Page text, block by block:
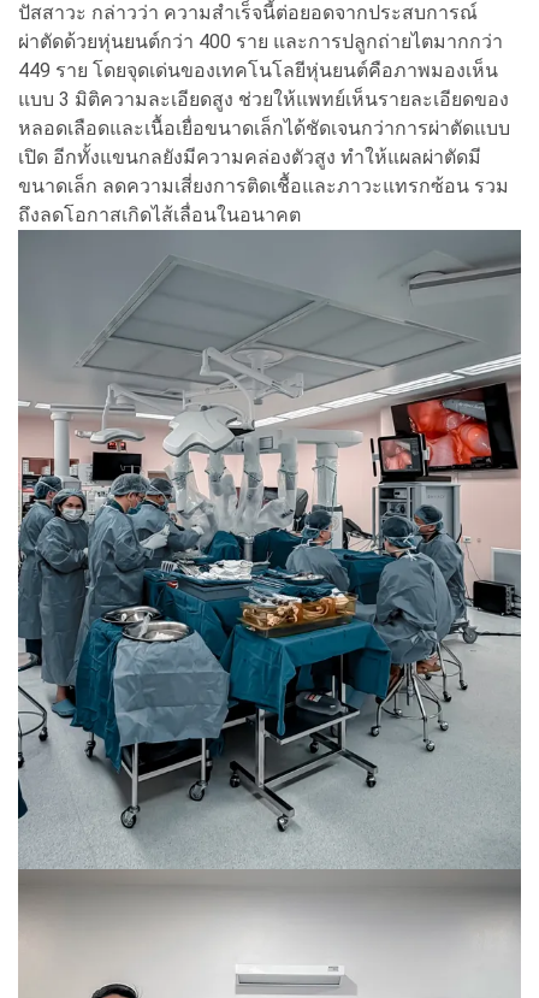
ปัสสาวะ กล่าวว่า ความสำเร็จนี้ต่อยอดจากประสบการณ์
ผ่าตัดด้วยหุ่นยนต์กว่า 400 ราย และการปลูกถ่ายไตมากกว่า
449 ราย โดยจุดเด่นของเทคโนโลยีหุ่นยนต์คือภาพมองเห็น
แบบ 3 มิติความละเอียดสูง ช่วยให้แพทย์เห็นรายละเอียดของ
หลอดเลือดและเนื้อเยื่อขนาดเล็กได้ชัดเจนกว่าการผ่าตัดแบบ
เปิด อีกทั้งแขนกลยังมีความคล่องตัวสูง ทำให้แผลผ่าตัดมี
ขนาดเล็ก ลดความเสี่ยงการติดเชื้อและภาวะแทรกซ้อน รวม
ถึงลดโอกาสเกิดไส้เลื่อนในอนาคต